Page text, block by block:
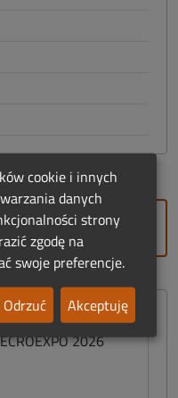
cookie i innych
danych
strony
zgodę na
swoje preferencje.
Odrzuć Akceptuję